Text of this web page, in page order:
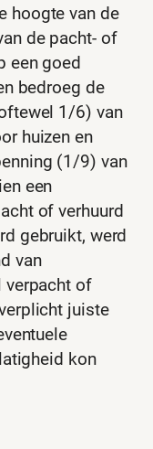
hoogte van de
de pacht- of
een goed
bedroeg de
1/6) van
huizen en
(1/9) van
een
of verhuurd
gebruikt, werd
van
verpacht of
juiste
kon